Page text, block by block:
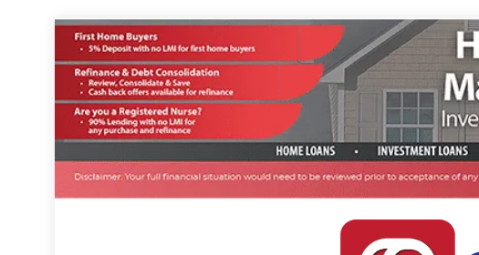
Skip
content